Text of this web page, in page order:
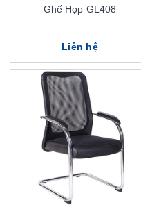
Ghế Họp GL408
Liên hệ